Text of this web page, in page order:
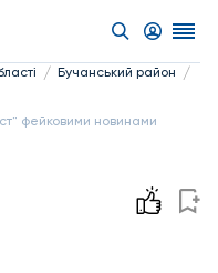
/ Бучанський район /
фейковими новинами